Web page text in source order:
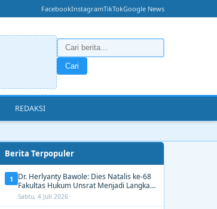
FacebookInstagramTikTokGoogle News
Cari
REDAKSI
Berita Terpopuler
1
Dr. Herlyanty Bawole: Dies Natalis ke-68
Fakultas Hukum Unsrat Menjadi Langkah
Nyata Membangun Generasi Hukum
Berdampak
Sabtu, 4 Juli 2026